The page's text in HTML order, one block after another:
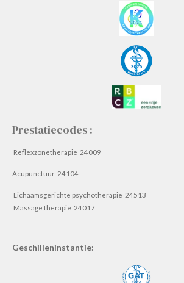
Prestatiecodes :
Reflexzonetherapie 24009
Acupunctuur 24104
Lichaamsgerichte psychotherapie 24513
Massage therapie 24017
Geschilleninstantie: